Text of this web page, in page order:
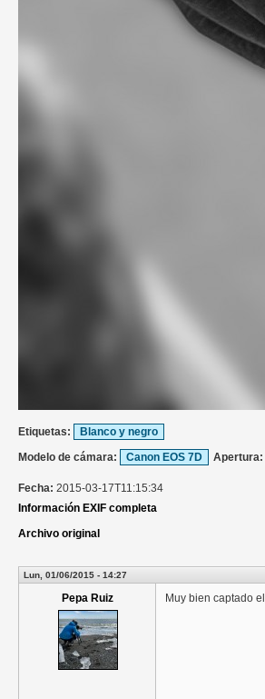
Etiquetas:
Blanco y negro
Modelo de cámara:
Canon EOS 7D Apertura:
Fecha: 2015-03-17T11:15:34
Información EXIF completa
Archivo original
Lun, 01/06/2015 - 14:27
Pepa Ruiz Muy bien captado